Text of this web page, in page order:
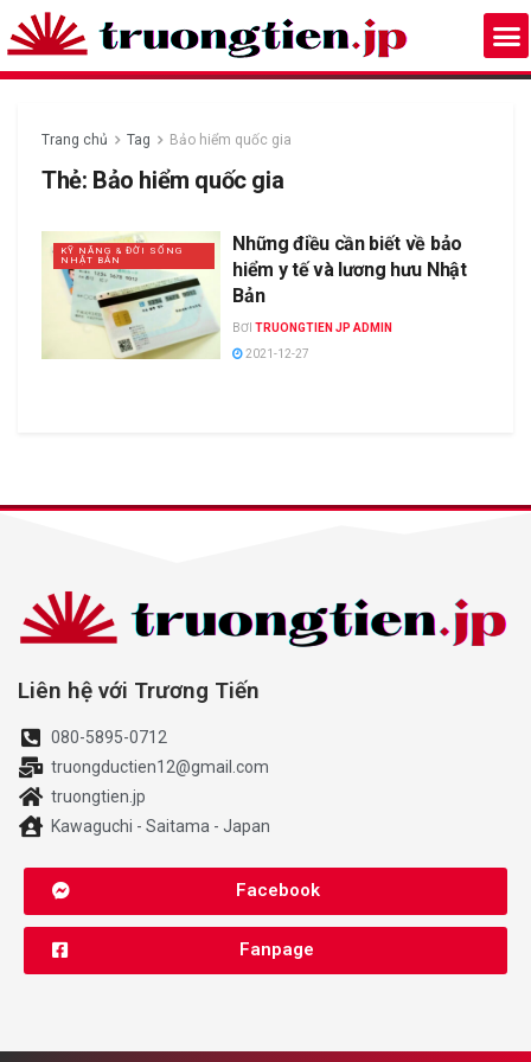
Trang chủ Tag Bảo hiểm quốc gia
Thẻ: Bảo hiểm quốc gia
KỸ NĂNG & ĐỜI SỐNG
NHẬT BẢN
Những điều cần biết về bảo
hiểm y tế và lương hưu Nhật
Bản
BƠI TRUONGTIEN JP ADMIN
2021-12-27
Liên hệ với Trương Tiến
080-5895-0712
truongductien12@gmail.com
truongtien.jp
Kawaguchi - Saitama - Japan
Facebook
Fanpage